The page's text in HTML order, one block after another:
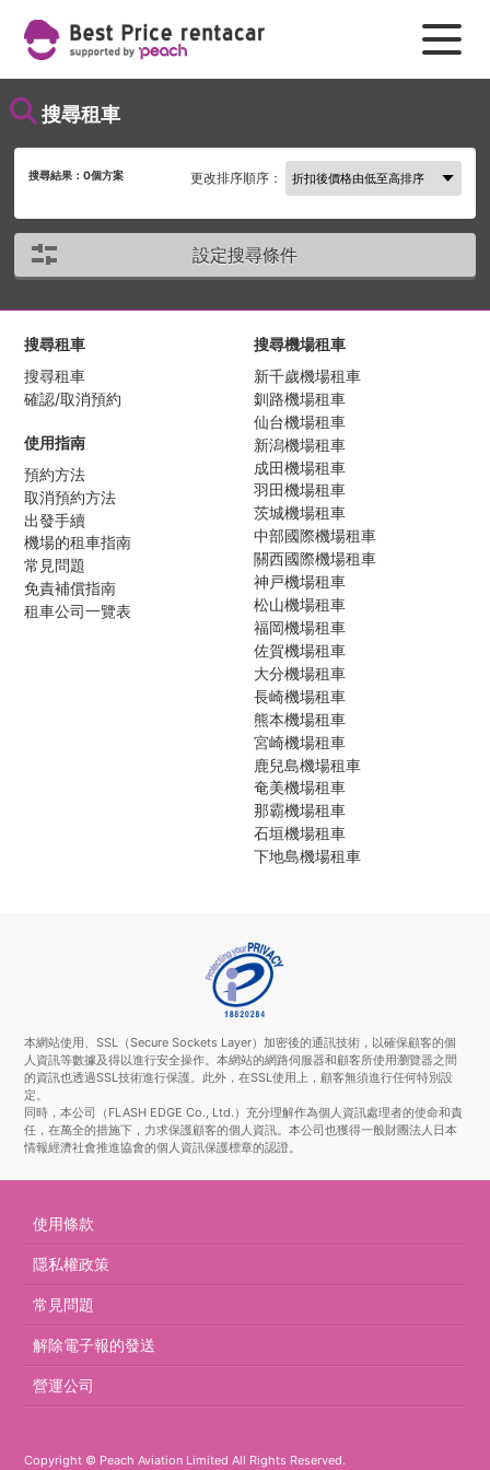
搜尋租車
搜尋結果：0個方案 更改排序順序：
設定搜尋條件
搜尋租車
搜尋租車
確認/取消預約
使用指南
預約方法
取消預約方法
出發手續
機場的租車指南
常見問題
免責補償指南
租車公司一覽表
搜尋機場租車
新千歲機場租車
釧路機場租車
仙台機場租車
新潟機場租車
成田機場租車
羽田機場租車
茨城機場租車
中部國際機場租車
關西國際機場租車
神戸機場租車
松山機場租車
福岡機場租車
佐賀機場租車
大分機場租車
長崎機場租車
熊本機場租車
宮崎機場租車
鹿兒島機場租車
奄美機場租車
那霸機場租車
石垣機場租車
下地島機場租車
本網站使用、SSL（Secure Sockets Layer）加密後的通訊技術，以確保顧客的個
人資訊等數據及得以進行安全操作。本網站的網路伺服器和顧客所使用瀏覽器之間
的資訊也透過SSL技術進行保護。此外，在SSL使用上，顧客無須進行任何特別設
定。
同時，本公司（FLASH EDGE Co., Ltd.）充分理解作為個人資訊處理者的使命和責
任，在萬全的措施下，力求保護顧客的個人資訊。本公司也獲得一般財團法人日本
情報經濟社會推進協會的個人資訊保護標章的認證。
使用條款
隱私權政策
常見問題
解除電子報的發送
營運公司
Copyright © Peach Aviation Limited All Rights Reserved.